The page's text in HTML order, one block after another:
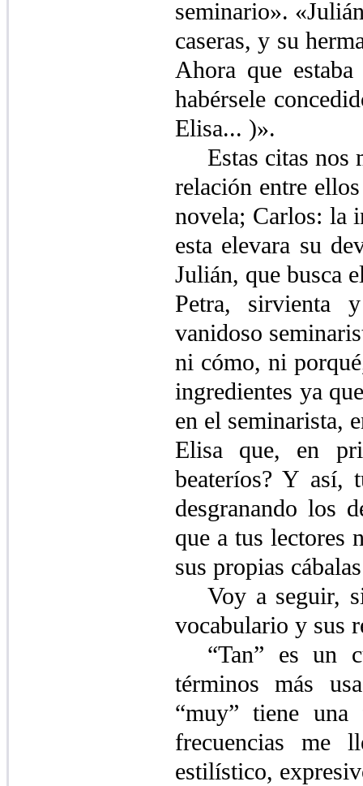
seminario».
caseras, y su
Ahora que
habérsele
Elisa... )».
Estas citas nos
relación entre
novela; Carlos: la
esta elevara su
Julián, que busca
Petra, sirvienta
vanidoso
ni cómo, ni
ingredientes ya
en el seminarista,
Elisa que, en
beateríos? Y así,
desgranando los
que a tus lectores
sus propias
Voy a seguir,
vocabulario y sus
“Tan” es un
términos más
“muy” tiene una
frecuencias me
estilístico,